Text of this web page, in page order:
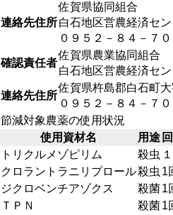
連絡先住所
佐賀県協同組合
白石地区営農経済セ
０９５２－８４－７０
確認責任者
佐賀県農業協同組合
白石地区営農経済セ
連絡先住所
佐賀県杵島郡白石町大
０９５２－８４－７０
節減対象農薬の使用状況
使用資材名
用途
トリクルメゾピリム
殺虫
クロラントラニリプロール殺虫 1
ジクロベンチアゾクス
殺菌1
ＴＰＮ
殺菌1